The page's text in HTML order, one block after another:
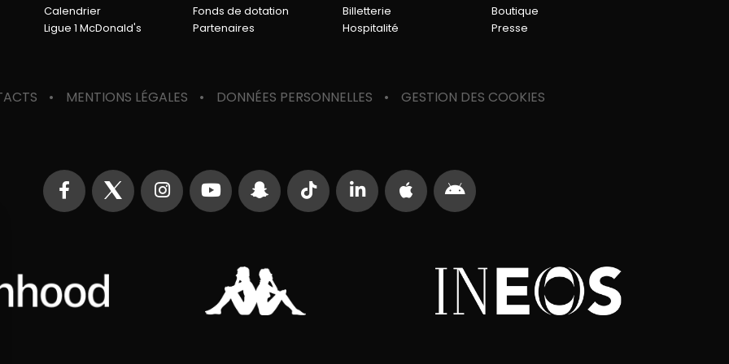
Calendrier
Ligue 1 McDonald's
Fonds de dotation
Partenaires
Billetterie
Hospitalité
Boutique
Presse
MENTIONS LÉGALES DONNÉES PERSONNELLES GESTION DES COOKIES